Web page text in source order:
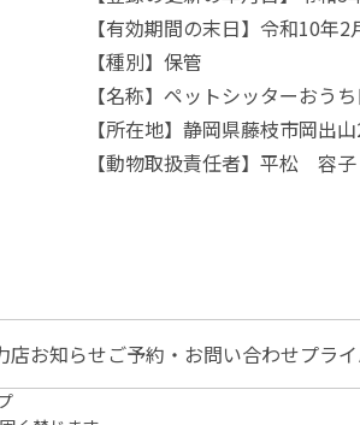
【有効期間の末日】令和10年2
【種別】保管
【名称】ペットシッターおう
【所在地】静岡県藤枝市岡出
【動物取扱責任者】平松 容子
店お知らせご予約・お問い合わせプラ